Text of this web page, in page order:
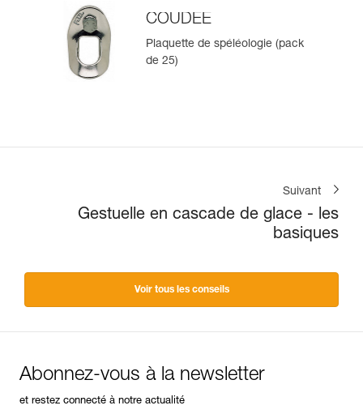
COUDEE
Plaquette de spéléologie (pack
de 25)
Suivant
Gestuelle en cascade de glace - les
basiques
Voir tous les conseils
Abonnez-vous à la newsletter
et restez connecté à notre actualité